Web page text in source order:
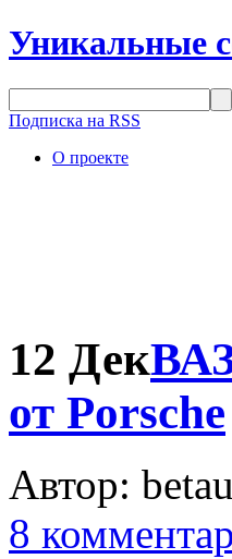
Уникальные
Подписка на RSS
О проекте
12 Дек
от Porsche
Автор:
8